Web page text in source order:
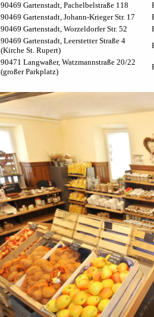
90469 Gartenstadt, Pachelbelstraße 118
90469 Gartenstadt, Johann-Krieger Str. 17
90469 Gartenstadt, Worzeldorfer Str. 52
90469 Gartenstadt, Leerstetter Straße 4
(Kirche St. Rupert)
90471 Langwaßer, Watzmannstraße 20/22
(großer Parkplatz)